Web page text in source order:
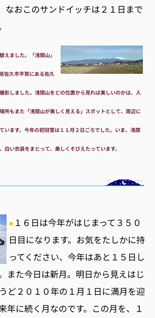
なおこのサンドイッチは２１日まで
えました。「浅間山」
佐久市平賀にある佐久
影しました。浅間山をどの位置から見れば美しいのかは、人
所もまた「浅間山が美しく見える」スポットとして、周辺に
います。今年の初冠雪は１１月２日ごろでした。いま、浅間
白い衣装をまとって、美しくそびえたっています。
● １６日は今年がはじまって３５０
日目になります。お気をたしかに持
ってください、今年はあと１５日し
また今日は新月。明日から見えはじ
ど２０１０年の１月１日に満月を迎
年に続く月なのです。この月を、１